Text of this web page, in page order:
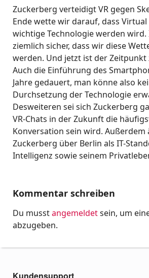
Zuckerberg verteidigt VR gegen
Ende wette wir darauf, dass Virtual
wichtige Technologie werden
ziemlich sicher, dass wir diese
werden. Und jetzt ist der Zeitpunkt
Auch die Einführung des
Jahre gedauert, man könne also
Durchsetzung der Technologie
Desweiteren sei sich Zuckerberg
VR-Chats in der Zukunft die
Konversation sein wird. Außerdem
Zuckerberg über Berlin als IT-
Intelligenz sowie seinem
Kommentar schreiben
Du musstangemeldetsein, um
abzugeben.